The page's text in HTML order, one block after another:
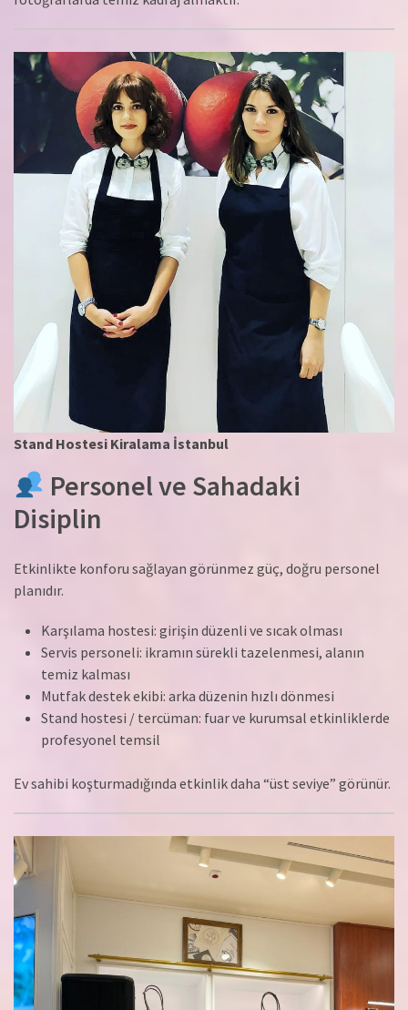
Stand Hostesi Kiralama İstanbul
Personel ve Sahadaki
Disiplin
Etkinlikte konforu sağlayan görünmez güç, doğru personel
planıdır.
Karşılama hostesi: girişin düzenli ve sıcak olması
Servis personeli: ikramın sürekli tazelenmesi, alanın
temiz kalması
Mutfak destek ekibi: arka düzenin hızlı dönmesi
Stand hostesi / tercüman: fuar ve kurumsal etkinliklerde
profesyonel temsil
Ev sahibi koşturmadığında etkinlik daha “üst seviye” görünür.